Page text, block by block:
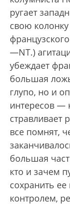
ругает
свою
—NT.)
убеждает
большая
глупо, но и
интересов —
стравливает
все помнят,
большая
кто и зачем
сохранить
контролем,